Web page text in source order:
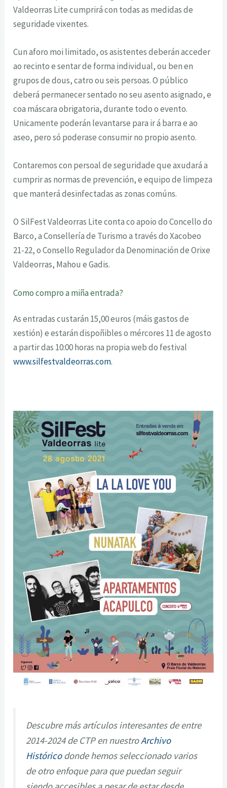
Valdeorras Lite cumprirá con todas as medidas de
seguridade vixentes.
Cun aforo moi limitado, os asistentes deberán acceder
ao recinto e sentar de forma individual, ou ben en
grupos de dous, catro ou seis persoas. O público
deberá permanecer sentado no seu asento asignado, e
coa máscara obrigatoria, durante todo o evento.
Unicamente poderán levantarse para ir á barra e ao
aseo, pero só poderase consumir no propio asento.
Contaremos con persoal de seguridade que axudará a
cumprir as normas de prevención, e equipo de limpeza
que manterá desinfectadas as zonas comúns.
O SilFest Valdeorras Lite conta co apoio do Concello do
Barco, a Consellería de Turismo a través do Xacobeo
21-22, o Consello Regulador da Denominación de Orixe
Valdeorras, Mahou e Gadis.
Como compro a miña entrada?
As entradas custarán 15,00 euros (máis gastos de
xestión) e estarán dispoñibles o mércores 11 de agosto
a partir das 10:00 horas na propia web do festival
www.silfestvaldeorras.com.
Descubre más artículos interesantes de entre
2014-2024 de CTP en nuestroArchivo
Históricodonde hemos seleccionado varios
de otro enfoque para que puedan seguir